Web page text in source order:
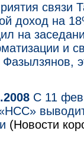
связи
доход на
на
и
С 11
выводит
(Новости